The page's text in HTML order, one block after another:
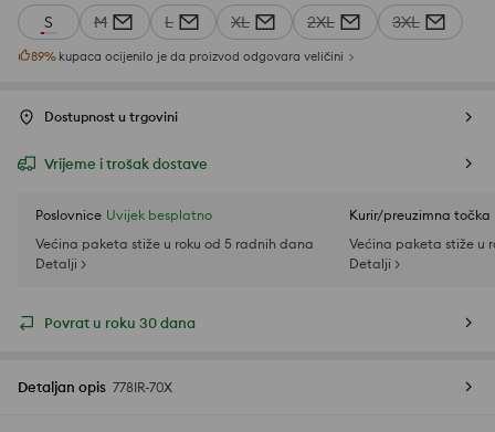
S M L XL 2XL 3XL
89% kupaca ocijenilo je da proizvod odgovara veličini
Dostupnost u trgovini
Vrijeme i trošak dostave
Poslovnice Uvijek besplatno
Većina paketa stiže u roku od 5 radnih dana
Detalji >
Kurir/preuzimna točka
Većina paketa stiže u
Detalji >
Povrat u roku 30 dana
Detaljan opis 778IR-70X